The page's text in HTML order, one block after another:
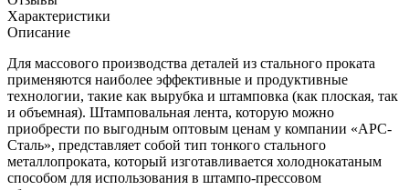
Характеристики
Описание
Для массового производства деталей из стального проката
применяются наиболее эффективные и продуктивные
технологии, такие как вырубка и штамповка (как плоская, так
и объемная). Штамповальная лента, которую можно
приобрести по выгодным оптовым ценам у компании «АРС-
Сталь», представляет собой тип тонкого стального
металлопроката, который изготавливается холоднокатаным
способом для использования в штампо-прессовом